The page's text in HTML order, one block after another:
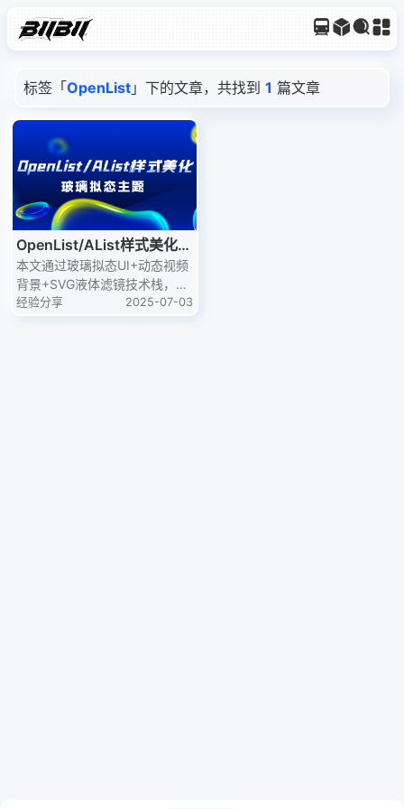
标签「 OpenList 」下的文章，共找到 1 篇文章
OpenList/AList样式美化：
玻璃拟态主题
本文通过玻璃拟态UI+动态视频
背景+SVG液体滤镜技术栈，为
OpenList/AList带来沉浸式视觉
经验分享 2025-07-03